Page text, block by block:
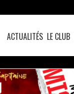
ACTUALITÉS LE CLUB